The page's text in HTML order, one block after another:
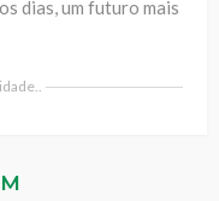
dias, um futuro mais